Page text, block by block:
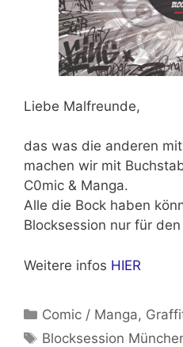
Liebe Malfreunde,
das was die anderen
machen wir mit
C0mic & Manga.
Alle die Bock haben
Blocksession nur für
Weitere infos HIER
Kategorien
Comic / Manga,
Schlagwörter
Blocksession